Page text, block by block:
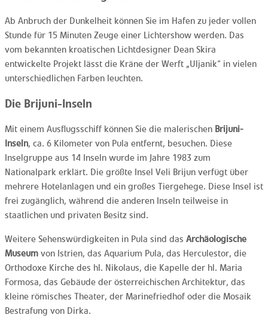
Ab Anbruch der Dunkelheit können Sie im Hafen zu jeder vollen
Stunde für 15 Minuten Zeuge einer Lichtershow werden. Das
vom bekannten kroatischen Lichtdesigner Dean Skira
entwickelte Projekt lässt die Kräne der Werft „Uljanik“ in vielen
unterschiedlichen Farben leuchten.
Die Brijuni-Inseln
Mit einem Ausflugsschiff können Sie die malerischen Brijuni-
Inseln, ca. 6 Kilometer von Pula entfernt, besuchen. Diese
Inselgruppe aus 14 Inseln wurde im Jahre 1983 zum
Nationalpark erklärt. Die größte Insel Veli Brijun verfügt über
mehrere Hotelanlagen und ein großes Tiergehege. Diese Insel ist
frei zugänglich, während die anderen Inseln teilweise in
staatlichen und privaten Besitz sind.
Weitere Sehenswürdigkeiten in Pula sind das Archäologische
Museum von Istrien, das Aquarium Pula, das Herculestor, die
Orthodoxe Kirche des hl. Nikolaus, die Kapelle der hl. Maria
Formosa, das Gebäude der österreichischen Architektur, das
kleine römisches Theater, der Marinefriedhof oder die Mosaik
Bestrafung von Dirka.